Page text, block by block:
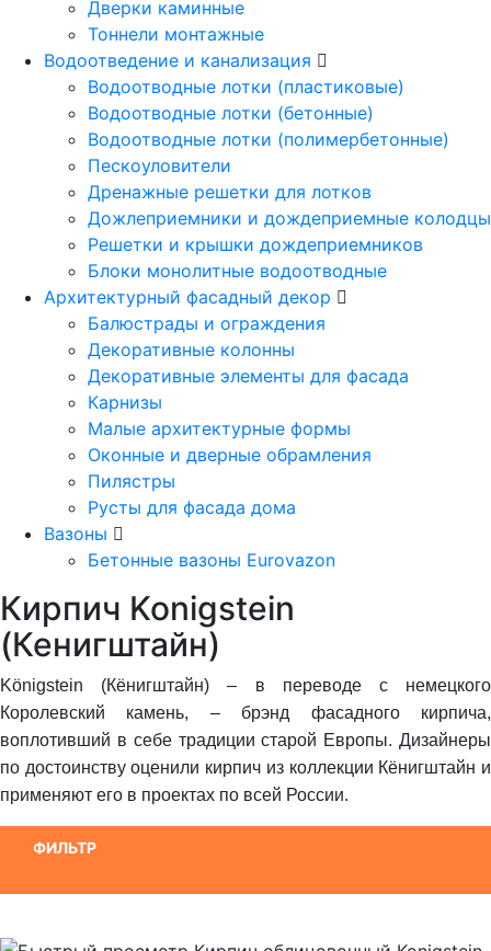
Дверки каминные
Тоннели монтажные
Водоотведение и канализация
Водоотводные лотки (пластиковые)
Водоотводные лотки (бетонные)
Водоотводные лотки (полимербетонные)
Пескоуловители
Дренажные решетки для лотков
Дожлеприемники и дождеприемные колодцы
Решетки и крышки дождеприемников
Блоки монолитные водоотводные
Архитектурный фасадный декор
Балюстрады и ограждения
Декоративные колонны
Декоративные элементы для фасада
Карнизы
Малые архитектурные формы
Оконные и дверные обрамления
Пилястры
Русты для фасада дома
Вазоны
Бетонные вазоны Eurovazon
Кирпич Konigstein
(Кенигштайн)
Königstein (Кёнигштайн) – в переводе с немецкого
Королевский камень, – брэнд фасадного кирпича,
воплотивший в себе традиции старой Европы. Дизайнеры
по достоинству оценили кирпич из коллекции Кёнигштайн и
применяют его в проектах по всей России.
ФИЛЬТР